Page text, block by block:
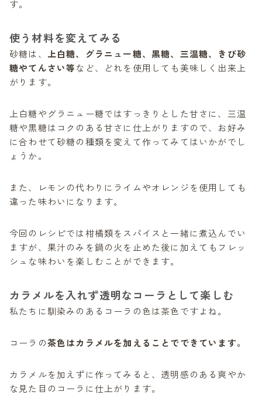
す。
使う材料を変えてみる
砂糖は、 上白糖、グラニュー糖、黒糖、三温糖、きび砂
糖やてんさい等など、どれを使用しても美味しく出来上
がります。
上白糖やグラニュー糖ではすっきりとした甘さに、三温
糖や黒糖はコクのある甘さに仕上がりますので、お好み
に合わせて砂糖の種類を変えて作ってみてはいかがでし
ょうか。
また、レモンの代わりにライムやオレンジを使用しても
違った味わいになります。
今回のレシピでは柑橘類をスパイスと一緒に煮込んでい
ますが、果汁のみを鍋の火を止めた後に加えてもフレッ
シュな味わいを楽しむことができます。
カラメルを入れず透明なコーラとして楽しむ
私たちに馴染みのあるコーラの色は茶色ですよね。
コーラの茶色はカラメルを加えることでできています。
カラメルを加えずに作ってみると、透明感のある爽やか
な見た目のコーラに仕上がります。